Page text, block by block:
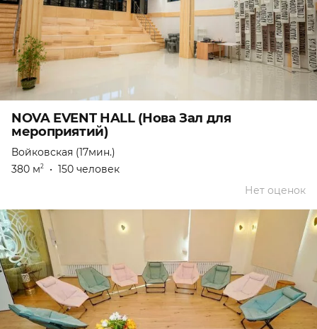
NOVA EVENT HALL (Нова Зал для
мероприятий)
Войковская (17мин.)
380 м2 • 150 человек
Нет оценок